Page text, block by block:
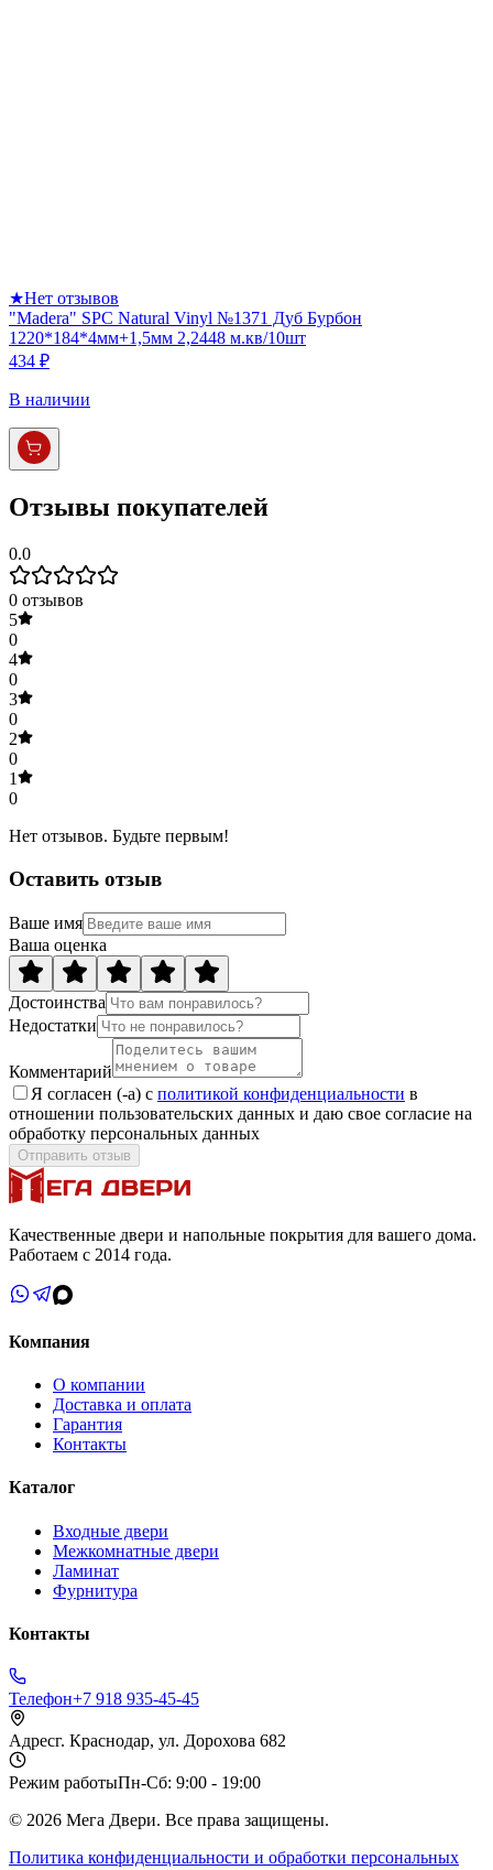
★Нет отзывов
"Madera" SPC Natural Vinyl №1371 Дуб Бурбон
1220*184*4мм+1,5мм 2,2448 м.кв/10шт
434 ₽
В наличии
Отзывы покупателей
0.0
0 отзывов
5
0
4
0
3
0
2
0
1
0
Нет отзывов. Будьте первым!
Оставить отзыв
Ваше имя
Ваша оценка
Достоинства
Недостатки
Комментарий
Я согласен (-а) с политикой конфиденциальности в
отношении пользовательских данных и даю свое согласие на
обработку персональных данных
Отправить отзыв
Качественные двери и напольные покрытия для вашего дома.
Работаем с 2014 года.
Компания
О компании
Доставка и оплата
Гарантия
Контакты
Каталог
Входные двери
Межкомнатные двери
Ламинат
Фурнитура
Контакты
Телефон+7 918 935-45-45
Адресг. Краснодар, ул. Дорохова 682
Режим работыПн-Сб: 9:00 - 19:00
© 2026 Мега Двери. Все права защищены.
Политика конфиденциальности и обработки персональных